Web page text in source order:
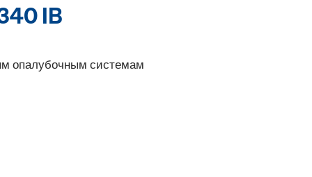
IB
опалубочным системам